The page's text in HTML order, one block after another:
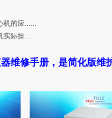
机的应......
实际操......
维修手册，是简化版